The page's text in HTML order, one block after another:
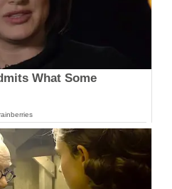
What Some